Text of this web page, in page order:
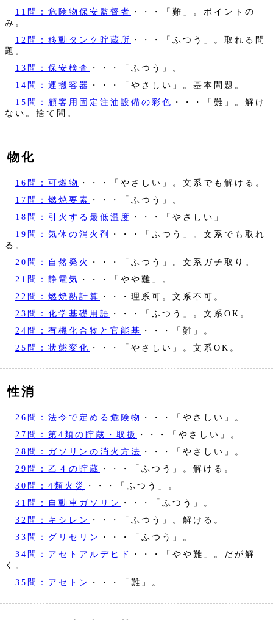
11問：危険物保安監督者 ・・・「難」。ポイントの
み。
12問：移動タンク貯蔵所 ・・・「ふつう」。取れる問
題。
13問：保安検査
・・・「ふつう」。
14問：運搬容器
・・・「やさしい」。基本問題。
15問：顧客用固定注油設備の彩色 ・・・「難」。解け
ない。捨て問。
物化
16問：可燃物
・・・「やさしい」。文系でも解ける。
17問：燃焼要素 ・・・「ふつう」。
18問：引火する最低温度 ・・・「やさしい」
19問：気体の消火剤
・・・「ふつう」。文系でも取れ
る。
20問：自然発火
・・・「ふつう」。文系ガチ取り。
21問：静電気 ・・・「やや難」。
22問：燃焼熱計算 ・・・理系可。文系不可。
23問：化学基礎用語 ・・・「ふつう」。文系OK。
24問：有機化合物と官能基 ・・・「難」。
25問：状態変化 ・・・「やさしい」。文系OK。
性消
26問：法令で定める危険物
・・・「やさしい」。
27問：第4類の貯蔵・取扱
・・・「やさしい」。
28問：ガソリンの消火方法 ・・・「やさしい」。
29問：乙４の貯蔵 ・・・「ふつう」。解ける。
30問：4類火災
・・・「ふつう」。
31問：自動車ガソリン
・・・「ふつう」。
32問：キシレン
・・・「ふつう」。解ける。
33問：グリセリン
・・・「ふつう」。
34問：アセトアルデヒド
・・・「やや難」。だが解
く。
35問：アセトン
・・・「難」。